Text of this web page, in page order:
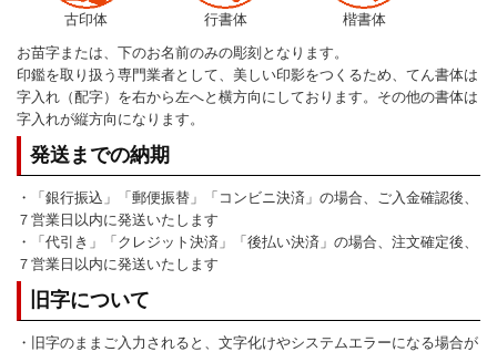
古印体 行書体
楷書体
お苗字または、下のお名前のみの彫刻となります。
印鑑を取り扱う専門業者として、美しい印影をつくるため、てん書体は
字入れ（配字）を右から左へと横方向にしております。その他の書体は
字入れが縦方向になります。
発送までの納期
・「銀行振込」「郵便振替」「コンビニ決済」の場合、ご入金確認後、
７営業日以内に発送いたします
・「代引き」「クレジット決済」「後払い決済」の場合、注文確定後、
７営業日以内に発送いたします
旧字について
・旧字のままご入力されると、文字化けやシステムエラーになる場合が